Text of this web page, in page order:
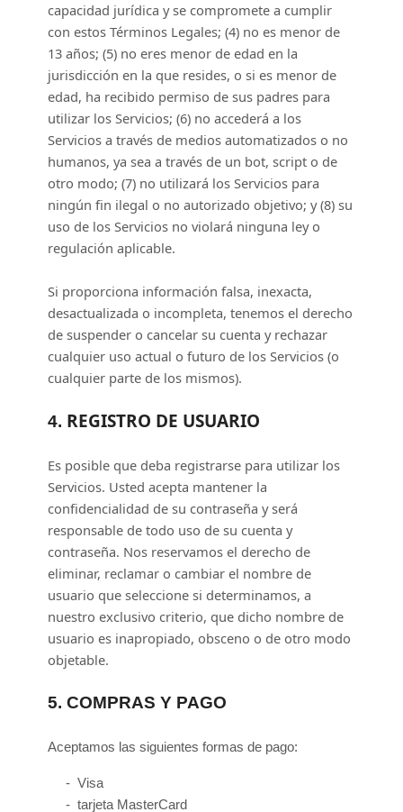
capacidad jurídica y se compromete a cumplir
con estos Términos Legales; (4) no es menor de
13 años; (5) no eres menor de edad en la
jurisdicción en la que resides, o si es menor de
edad, ha recibido permiso de sus padres para
utilizar los Servicios; (6) no accederá a los
Servicios a través de medios automatizados o no
humanos, ya sea a través de un bot, script o de
otro modo; (7) no utilizará los Servicios para
ningún fin ilegal o no autorizado objetivo; y (8) su
uso de los Servicios no violará ninguna ley o
regulación aplicable.
Si proporciona información falsa, inexacta,
desactualizada o incompleta, tenemos el derecho
de suspender o cancelar su cuenta y rechazar
cualquier uso actual o futuro de los Servicios (o
cualquier parte de los mismos).
4. REGISTRO DE USUARIO
Es posible que deba registrarse para utilizar los
Servicios. Usted acepta mantener la
confidencialidad de su contraseña y será
responsable de todo uso de su cuenta y
contraseña. Nos reservamos el derecho de
eliminar, reclamar o cambiar el nombre de
usuario que seleccione si determinamos, a
nuestro exclusivo criterio, que dicho nombre de
usuario es inapropiado, obsceno o de otro modo
objetable.
5. COMPRAS Y PAGO
Aceptamos las siguientes formas de pago:
- Visa
- tarjeta MasterCard